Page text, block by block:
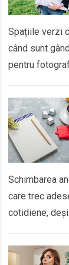
Spațiile verzi
când sunt
pentru
Schimbarea
care trec
cotidiene,